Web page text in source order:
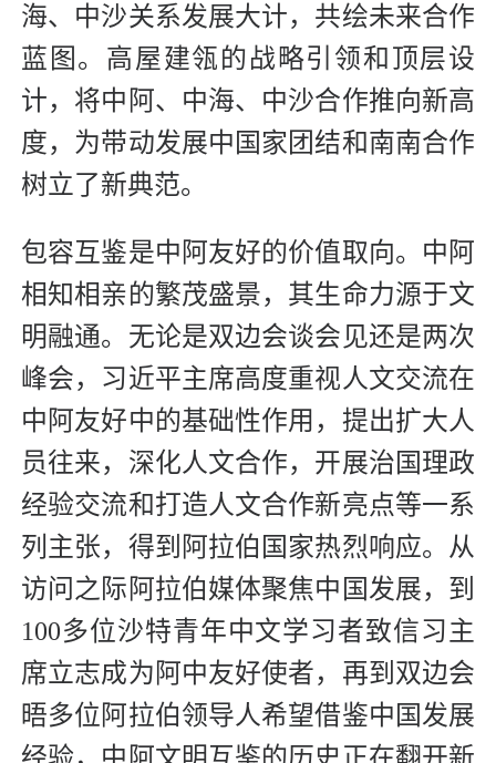
海、中沙关系发展大计，共绘未来合作
蓝图。高屋建瓴的战略引领和顶层设
计，将中阿、中海、中沙合作推向新高
度，为带动发展中国家团结和南南合作
树立了新典范。
包容互鉴是中阿友好的价值取向。中阿
相知相亲的繁茂盛景，其生命力源于文
明融通。无论是双边会谈会见还是两次
峰会，习近平主席高度重视人文交流在
中阿友好中的基础性作用，提出扩大人
员往来，深化人文合作，开展治国理政
经验交流和打造人文合作新亮点等一系
列主张，得到阿拉伯国家热烈响应。从
访问之际阿拉伯媒体聚焦中国发展，到
100多位沙特青年中文学习者致信习主
席立志成为阿中友好使者，再到双边会
晤多位阿拉伯领导人希望借鉴中国发展
经验，中阿文明互鉴的历史正在翻开新